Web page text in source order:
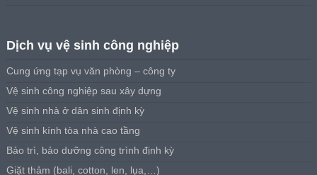
Dịch vụ vệ sinh công nghiệp
Cung ứng tạp vụ văn phòng – công ty
Vệ sinh công nghiệp sau xây dựng
Vệ sinh nhà ở dân sinh định kỳ
Vệ sinh kính tòa nhà cao tầng
Bảo trì, bảo dưỡng công trình định kỳ
Giặt thảm (bali, cotton, len, lụa,…)